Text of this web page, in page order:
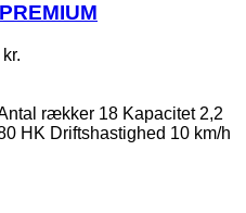
rækker 18 Kapacitet 2,2
HK Driftshastighed 10 km/h